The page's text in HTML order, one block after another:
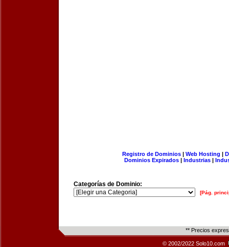
Registro de Dominios| Web Hosting |
Dominios Expirados | Industrias |
Categorías de Dominio:
[Pág.
** Precios
© 2002/2022 Solo10.com